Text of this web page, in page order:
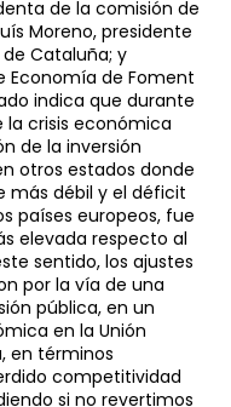
de la comisión de
Moreno, presidente
Cataluña; y
Economía de Foment
indica que durante
la crisis económica
de la inversión
otros estados donde
débil y el déficit
países europeos, fue
elevada respecto al
sentido, los ajustes
por la vía de una
pública, en un
en la Unión
en términos
competitividad
si no revertimos